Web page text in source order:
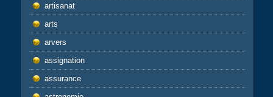
artisanat
arts
arvers
assignation
assurance